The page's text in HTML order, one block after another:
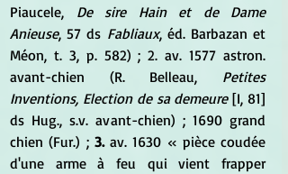
Piaucele, De sire Hain et de Dame
Anieuse, 57 ds Fabliaux, éd. Barbazan et
Méon, t. 3, p. 582) ; 2. av. 1577 astron.
avant-chien (R. Belleau, Petites
Inventions, Election de sa demeure [I, 81]
ds Hug., s.v. avant-chien) ; 1690 grand
chien (Fur.) ; 3. av. 1630 « pièce coudée
d'une arme à feu qui vient frapper